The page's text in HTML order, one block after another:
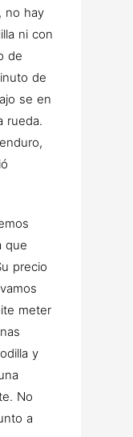
no hay
ni con
de
de
se en
rueda.
que
precio
meter
y
No
a